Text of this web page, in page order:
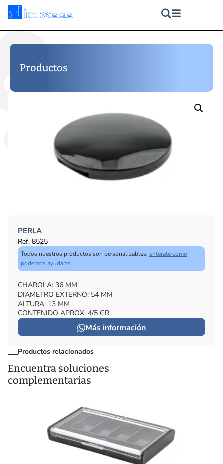
Productos
PERLA
Ref. 8525
Todos nuestros productos son personalizables, entérate como
podemos ayudarte.
CHAROLA: 36 MM
DIAMETRO EXTERNO: 54 MM
ALTURA: 13 MM
CONTENIDO APROX: 4/5 GR
Más información
Productos relacionados
Encuentra soluciones
complementarias